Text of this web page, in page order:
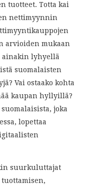
tuotteet. Totta kai
nettimyynnin
arvioiden mukaan
ainakin lyhyellä
suomalaisten
Vai ostaako kohta
kaupan hyllyillä?
joka
lopettaa
suurkuluttajat